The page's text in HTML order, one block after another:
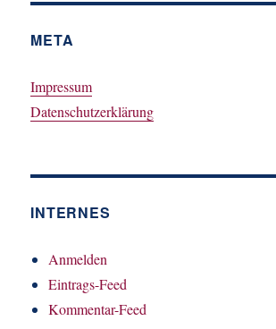
META
Impressum
Datenschutzerklärung
INTERNES
Anmelden
Eintrags-Feed
Kommentar-Feed